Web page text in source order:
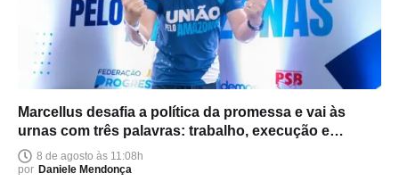
Marcellus desafia a política da promessa e vai às
urnas com três palavras: trabalho, execução e
entrega
8 de agosto às 11:08h
por Daniele Mendonça